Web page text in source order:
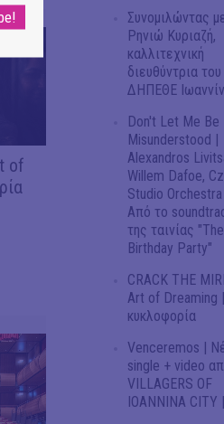
of
Συνομιλώντας
Ρηνιώ Κυριαζή,
καλλιτεχνική
διευθύντρια του
ΔΗΠΕΘΕ
Don't Let Me Be
Misunderstood |
Alexandros
Willem Dafoe,
Studio Orchestra |
Από το
της ταινίας "The
Birthday Party"
CRACK THE
Art of Dreaming
κυκλοφορία
Venceremos |
single + video
VILLAGERS OF
IOANNINA CITY |